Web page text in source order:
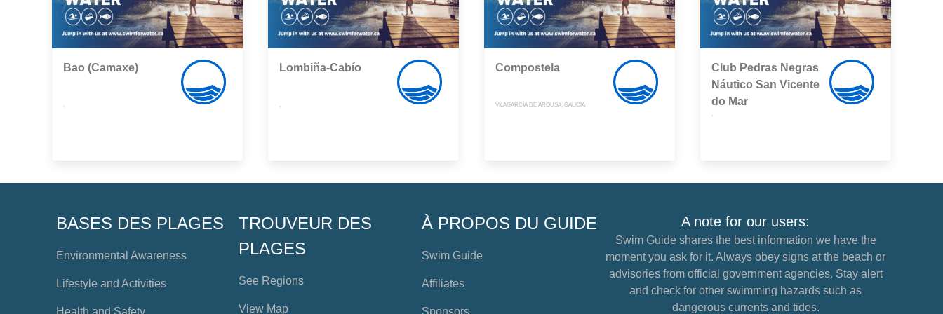
Bao (Camaxe) Lombiña-Cabío Compostela
VILAGARCÍA DE AROUSA, GALICIA
Club Pedras Negras
Náutico San Vicente
do Mar
BASES DES PLAGES
Environmental Awareness
Lifestyle and Activities
Health and Safety
TROUVEUR DES
PLAGES
See Regions
View Map
À PROPOS DU GUIDE
Swim Guide
Affiliates
Sponsors
A note for our users:
Swim Guide shares the best information we have the
moment you ask for it. Always obey signs at the beach or
advisories from official government agencies. Stay alert
and check for other swimming hazards such as
dangerous currents and tides.